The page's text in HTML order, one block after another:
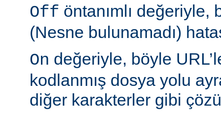
Off öntanımlı değeriyle,
(Nesne bulunamadı)
On değeriyle, böyle
kodlanmış dosya yolu
diğer karakterler gibi